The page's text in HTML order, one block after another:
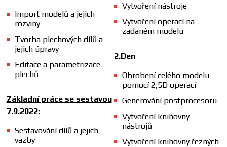
Import modelů a jejich
rozviny
Tvorba plechových dílů a
jejich úpravy
Editace a parametrizace
plechů
Základní práce se sestavou
7.9.2022:
Sestavování dílů a jejich
vazby
Vytvoření nástroje
Vytvoření operací na
zadaném modelu
2.Den
Obrobení celého modelu
pomocí 2,5D operací
Generování postprocesoru
Vytvoření knihovny
nástrojů
Vytvoření knihovny řezných